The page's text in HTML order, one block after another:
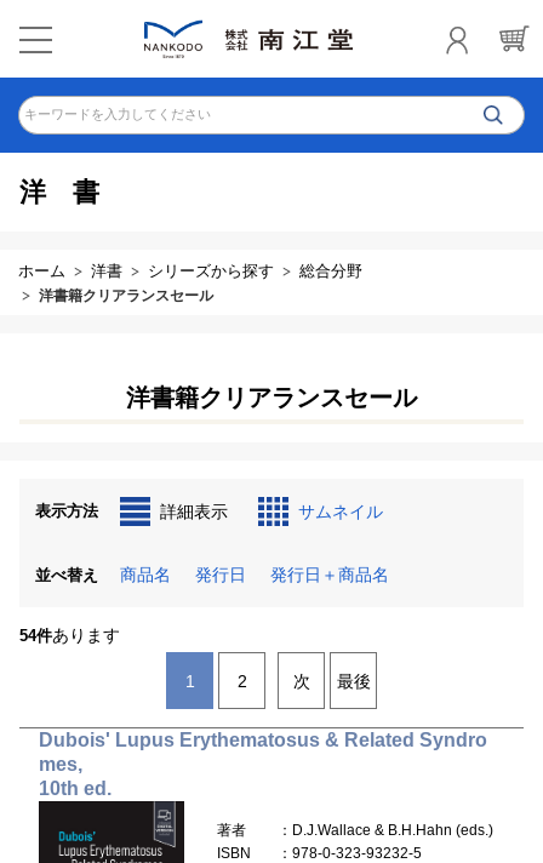
キーワードを入力してください
洋書
ホーム 洋書 シリーズから探す 総合分野
洋書籍クリアランスセール
洋書籍クリアランスセール
表示方法 詳細表示 サムネイル
並べ替え 商品名 発行日 発行日＋商品名
54件あります
1 2 次 最後
Dubois' Lupus Erythematosus & Related Syndro
mes,
10th ed.
著者
：D.J.Wallace & B.H.Hahn (eds.)
ISBN
：978-0-323-93232-5